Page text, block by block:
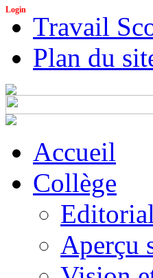
Login
Travail
Plan du
Accueil
Collège
Editorial
Aperçu